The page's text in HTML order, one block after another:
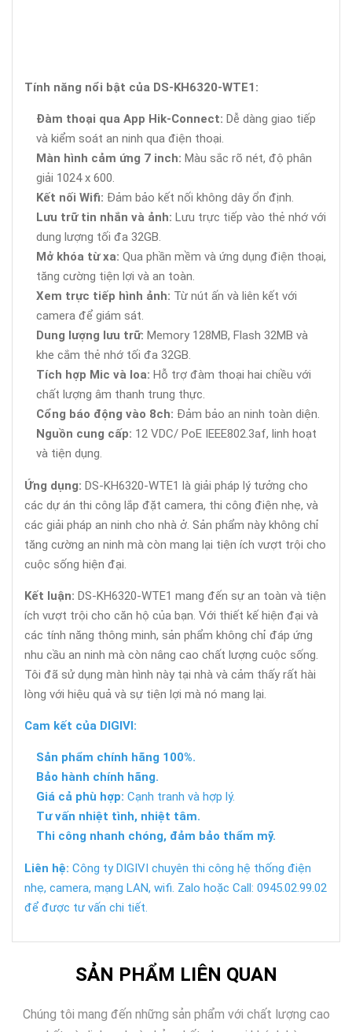
Tính năng nổi bật của DS-KH6320-WTE1:
Đàm thoại qua App Hik-Connect: Dễ dàng giao tiếp
và kiểm soát an ninh qua điện thoại.
Màn hình cảm ứng 7 inch: Màu sắc rõ nét, độ phân
giải 1024 x 600.
Kết nối Wifi: Đảm bảo kết nối không dây ổn định.
Lưu trữ tin nhắn và ảnh: Lưu trực tiếp vào thẻ nhớ với
dung lượng tối đa 32GB.
Mở khóa từ xa: Qua phần mềm và ứng dụng điện thoại,
tăng cường tiện lợi và an toàn.
Xem trực tiếp hình ảnh: Từ nút ấn và liên kết với
camera để giám sát.
Dung lượng lưu trữ: Memory 128MB, Flash 32MB và
khe cắm thẻ nhớ tối đa 32GB.
Tích hợp Mic và loa: Hỗ trợ đàm thoại hai chiều với
chất lượng âm thanh trung thực.
Cổng báo động vào 8ch: Đảm bảo an ninh toàn diện.
Nguồn cung cấp: 12 VDC/ PoE IEEE802.3af, linh hoạt
và tiện dụng.
Ứng dụng: DS-KH6320-WTE1 là giải pháp lý tưởng cho
các dự án thi công lắp đặt camera, thi công điện nhẹ, và
các giải pháp an ninh cho nhà ở. Sản phẩm này không chỉ
tăng cường an ninh mà còn mang lại tiện ích vượt trội cho
cuộc sống hiện đại.
Kết luận: DS-KH6320-WTE1 mang đến sự an toàn và tiện
ích vượt trội cho căn hộ của bạn. Với thiết kế hiện đại và
các tính năng thông minh, sản phẩm không chỉ đáp ứng
nhu cầu an ninh mà còn nâng cao chất lượng cuộc sống.
Tôi đã sử dụng màn hình này tại nhà và cảm thấy rất hài
lòng với hiệu quả và sự tiện lợi mà nó mang lại.
Cam kết của DIGIVI:
Sản phẩm chính hãng 100%.
Bảo hành chính hãng.
Giá cả phù hợp: Cạnh tranh và hợp lý.
Tư vấn nhiệt tình, nhiệt tâm.
Thi công nhanh chóng, đảm bảo thẩm mỹ.
Liên hệ: Công ty DIGIVI chuyên thi công hệ thống điện
nhẹ, camera, mạng LAN, wifi. Zalo hoặc Call: 0945.02.99.02
để được tư vấn chi tiết.
SẢN PHẨM LIÊN QUAN
Chúng tôi mang đến những sản phẩm với chất lượng cao